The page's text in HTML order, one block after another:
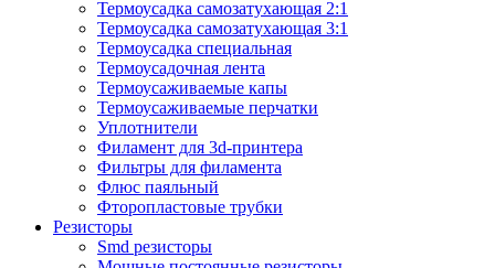
Термоусадка самозатухающая 2:1
Термоусадка самозатухающая 3:1
Термоусадка специальная
Термоусадочная лента
Термоусаживаемые капы
Термоусаживаемые перчатки
Уплотнители
Филамент для 3d-принтера
Фильтры для филамента
Флюс паяльный
Фторопластовые трубки
Резисторы
Smd резисторы